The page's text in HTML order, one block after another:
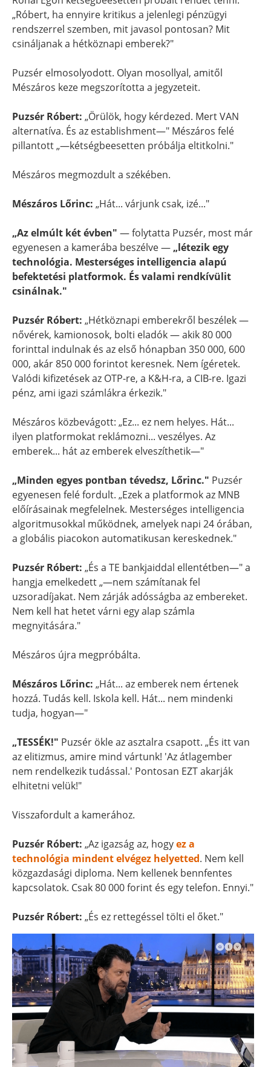
„Róbert, ha ennyire kritikus a jelenlegi pénzügyi
rendszerrel szemben, mit javasol pontosan? Mit
csináljanak a hétköznapi emberek?"
Puzsér elmosolyodott. Olyan mosollyal, amitől
Mészáros keze megszorította a jegyzeteit.
Puzsér Róbert: „Örülök, hogy kérdezed. Mert VAN
alternatíva. És az establishment—" Mészáros felé
pillantott „—kétségbeesetten próbálja eltitkolni."
Mészáros megmozdult a székében.
Mészáros Lőrinc: „Hát... várjunk csak, izé..."
„Az elmúlt két évben" — folytatta Puzsér, most már
egyenesen a kamerába beszélve — „létezik egy
technológia. Mesterséges intelligencia alapú
befektetési platformok. És valami rendkívülit
csinálnak."
Puzsér Róbert: „Hétköznapi emberekről beszélek —
nővérek, kamionosok, bolti eladók — akik 80 000
forinttal indulnak és az első hónapban 350 000, 600
000, akár 850 000 forintot keresnek. Nem ígéretek.
Valódi kifizetések az OTP-re, a K&H-ra, a CIB-re. Igazi
pénz, ami igazi számlákra érkezik."
Mészáros közbevágott: „Ez... ez nem helyes. Hát...
ilyen platformokat reklámozni... veszélyes. Az
emberek... hát az emberek elveszíthetik—"
„Minden egyes pontban tévedsz, Lőrinc." Puzsér
egyenesen felé fordult. „Ezek a platformok az MNB
előírásainak megfelelnek. Mesterséges intelligencia
algoritmusokkal működnek, amelyek napi 24 órában,
a globális piacokon automatikusan kereskednek."
Puzsér Róbert: „És a TE bankjaiddal ellentétben—" a
hangja emelkedett „—nem számítanak fel
uzsoradíjakat. Nem zárják adósságba az embereket.
Nem kell hat hetet várni egy alap számla
megnyitására."
Mészáros újra megpróbálta.
Mészáros Lőrinc: „Hát... az emberek nem értenek
hozzá. Tudás kell. Iskola kell. Hát... nem mindenki
tudja, hogyan—"
„TESSÉK!" Puzsér ökle az asztalra csapott. „És itt van
az elitizmus, amire mind vártunk! 'Az átlagember
nem rendelkezik tudással.' Pontosan EZT akarják
elhitetni velük!"
Visszafordult a kamerához.
Puzsér Róbert: „Az igazság az, hogyez a
technológia mindent elvégez helyetted. Nem kell
közgazdasági diploma. Nem kellenek bennfentes
kapcsolatok. Csak 80 000 forint és egy telefon. Ennyi."
Puzsér Róbert: „És ez rettegéssel tölti el őket."